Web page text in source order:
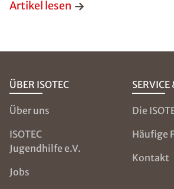
Artikel lesen
ÜBER ISOTEC
Über uns
ISOTEC
Jugendhilfe e.V.
Jobs
SERVICE
Die
Häufige
Kontakt